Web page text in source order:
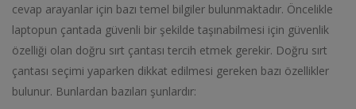
cevap arayanlar için bazı temel bilgiler bulunmaktadır. Öncelikle
laptopun çantada güvenli bir şekilde taşınabilmesi için güvenlik
özelliği olan doğru sırt çantası tercih etmek gerekir. Doğru sırt
çantası seçimi yaparken dikkat edilmesi gereken bazı özellikler
bulunur. Bunlardan bazıları şunlardır: